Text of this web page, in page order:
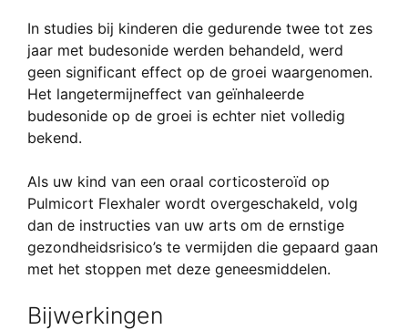
In studies bij kinderen die gedurende twee tot zes
jaar met budesonide werden behandeld, werd
geen significant effect op de groei waargenomen.
Het langetermijneffect van geïnhaleerde
budesonide op de groei is echter niet volledig
bekend.
Als uw kind van een oraal corticosteroïd op
Pulmicort Flexhaler wordt overgeschakeld, volg
dan de instructies van uw arts om de ernstige
gezondheidsrisico’s te vermijden die gepaard gaan
met het stoppen met deze geneesmiddelen.
Bijwerkingen